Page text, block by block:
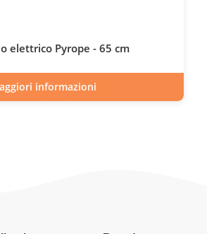
elettrico Pyrope - 65 cm
22.0% IVA
informazioni